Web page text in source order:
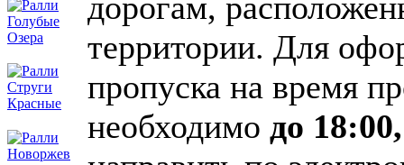
территории. Для
пропуска на время
необходимо до